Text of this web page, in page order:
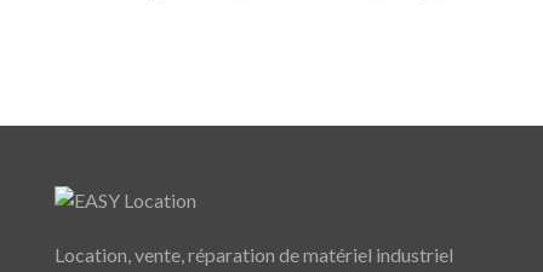
Location, vente, réparation de matériel industriel